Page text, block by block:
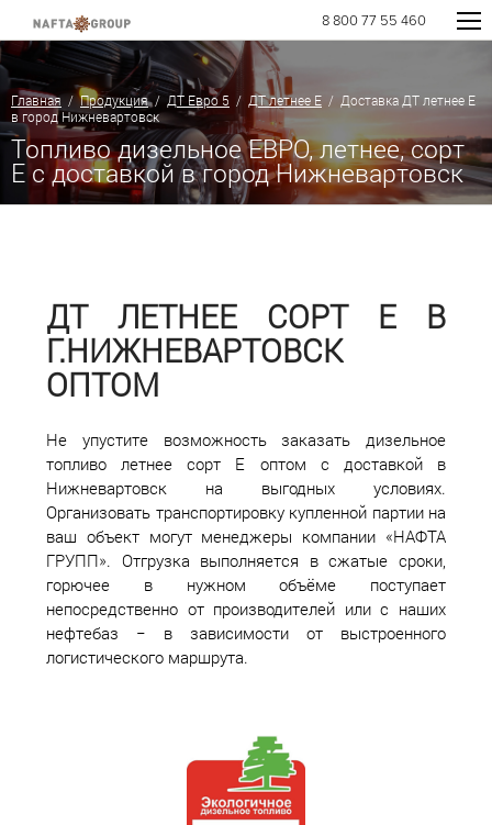
8 800 77 55 460
Главная /Продукция/ ДТ Евро 5 / ДТ летнее Е / Доставка ДТ летнее Е
в город Нижневартовск
Топливо дизельное ЕВРО, летнее, сорт
E с доставкой в город Нижневартовск
ДТ ЛЕТНЕЕ СОРТ Е В
Г.НИЖНЕВАРТОВСК
ОПТОМ
Не упустите возможность заказать дизельное
топливо летнее сорт Е оптом с доставкой в
Нижневартовск на выгодных условиях.
Организовать транспортировку купленной партии на
ваш объект могут менеджеры компании «НАФТА
ГРУПП». Отгрузка выполняется в сжатые сроки,
горючее в нужном объёме поступает
непосредственно от производителей или с наших
нефтебаз − в зависимости от выстроенного
логистического маршрута.